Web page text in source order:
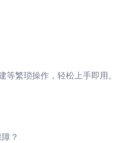
等繁琐操作，轻松上手即用。
？